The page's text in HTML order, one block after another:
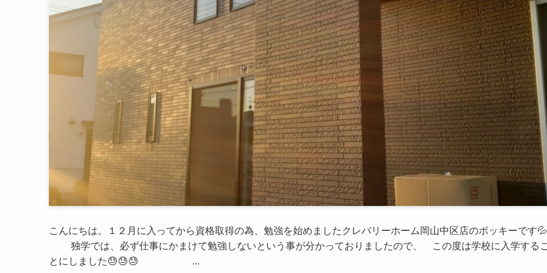
こんにちは。１２月に入ってから資格取得の為、勉強を始めましたクレバリーホーム岡山中区店のボッキーです💦
独学では、必ず仕事にかまけて勉強しないという事が分かっておりましたので、 この度は学校に入学する
とにしました😓😓😓 ...